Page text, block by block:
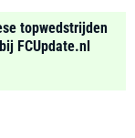
topwedstrijden
FCUpdate.nl